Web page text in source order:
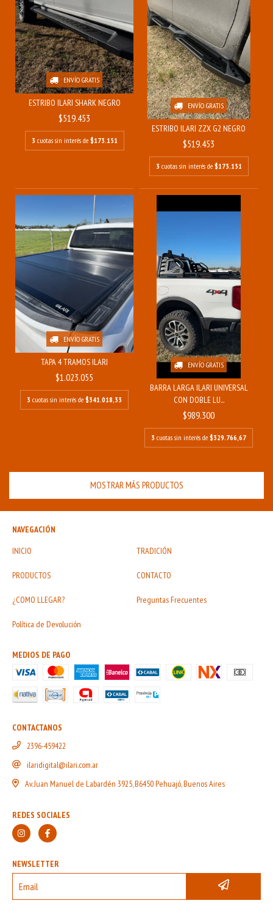
ENVÍO GRATIS
ESTRIBO ILARI SHARK NEGRO
$519.453
3 cuotas sin interés de $173.151
ENVÍO GRATIS
ESTRIBO ILARI ZZX G2 NEGRO
$519.453
3 cuotas sin interés de $173.151
ENVÍO GRATIS
TAPA 4 TRAMOS ILARI
$1.023.055
3 cuotas sin interés de $341.018,33
ENVÍO GRATIS
BARRA LARGA ILARI UNIVERSAL
CON DOBLE LU...
$989.300
3 cuotas sin interés de $329.766,67
MOSTRAR MÁS PRODUCTOS
NAVEGACIÓN
INICIO
TRADICIÓN
PRODUCTOS CONTACTO
¿COMO LLEGAR? Preguntas Frecuentes
Política de Devolución
MEDIOS DE PAGO
CONTACTANOS
2396-459422
ilaridigital@ilari.com.ar
Av. Juan Manuel de Labardén 3925, B6450 Pehuajó, Buenos Aires
REDES SOCIALES
NEWSLETTER